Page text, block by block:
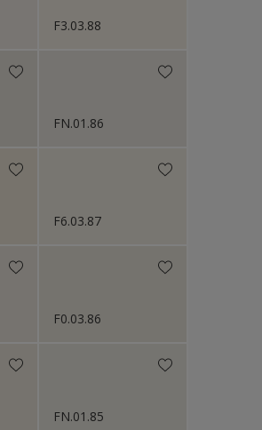
F3.03.88
FN.01.86
F6.03.87
F0.03.86
FN.01.85